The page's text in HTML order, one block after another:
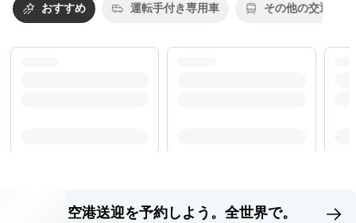
おすすめ 運転手付き専用車 その他の交通機関
空港送迎を予約しよう。全世界で。